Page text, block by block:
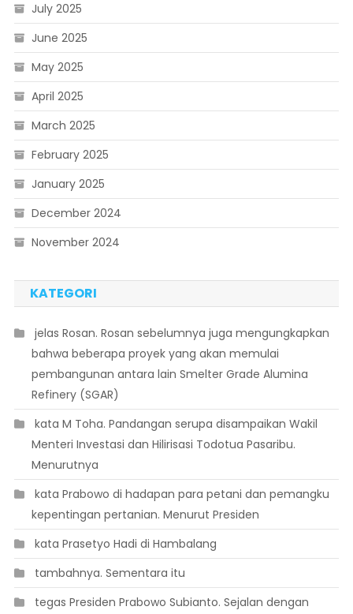
July 2025
June 2025
May 2025
April 2025
March 2025
February 2025
January 2025
December 2024
November 2024
KATEGORI
 jelas Rosan. Rosan sebelumnya juga mengungkapkan
bahwa beberapa proyek yang akan memulai
pembangunan antara lain Smelter Grade Alumina
Refinery (SGAR)
 kata M Toha. Pandangan serupa disampaikan Wakil
Menteri Investasi dan Hilirisasi Todotua Pasaribu.
Menurutnya
 kata Prabowo di hadapan para petani dan pemangku
kepentingan pertanian. Menurut Presiden
 kata Prasetyo Hadi di Hambalang
 tambahnya. Sementara itu
 tegas Presiden Prabowo Subianto. Sejalan dengan